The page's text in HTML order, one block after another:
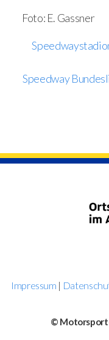
Foto: E. Gassner
Speedway
Impressum |
©